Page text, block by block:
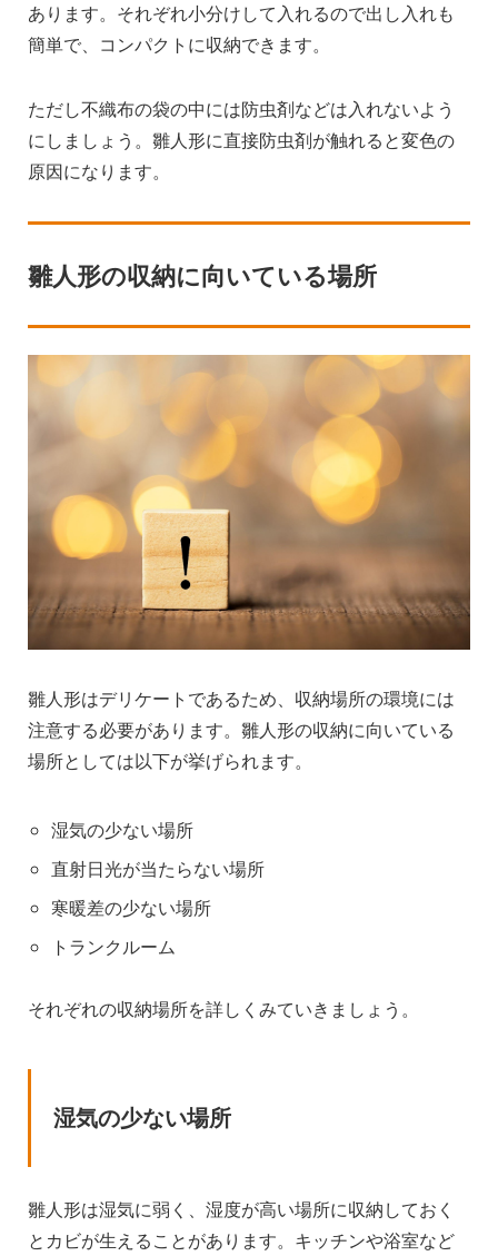
あります。それぞれ小分けして入れるので出し入れも
簡単で、コンパクトに収納できます。
ただし不織布の袋の中には防虫剤などは入れないよう
にしましょう。雛人形に直接防虫剤が触れると変色の
原因になります。
雛人形の収納に向いている場所
雛人形はデリケートであるため、収納場所の環境には
注意する必要があります。雛人形の収納に向いている
場所としては以下が挙げられます。
湿気の少ない場所
直射日光が当たらない場所
寒暖差の少ない場所
トランクルーム
それぞれの収納場所を詳しくみていきましょう。
湿気の少ない場所
雛人形は湿気に弱く、湿度が高い場所に収納しておく
とカビが生えることがあります。キッチンや浴室など